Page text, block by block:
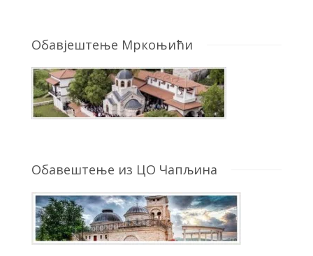
Обавјештење Мркоњићи
Обавештење из ЦО Чапљина